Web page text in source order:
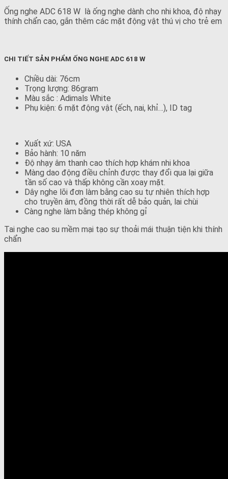
Ống nghe ADC 618 W là ống nghe dành cho nhi khoa, độ nhạy
thính chẩn cao, gắn thêm các mặt động vật thú vị cho trẻ em
CHI TIẾT SẢN PHẨM ỐNG NGHE ADC 618 W
Chiều dài: 76cm
Trọng lượng: 86gram
Màu sắc : Adimals White
Phụ kiện: 6 mặt động vật (ếch, nai, khỉ…), ID tag
Xuất xứ: USA
Bảo hành: 10 năm
Độ nhạy âm thanh cao thích hợp khám nhi khoa
Màng dao động điều chỉnh được thay đổi qua lại giữa
tần số cao và thấp không cần xoay mặt.
Dây nghe lõi đơn làm bằng cao su tự nhiên thích hợp
cho truyền âm, đồng thời rất dễ bảo quản, lai chùi
Càng nghe làm bằng thép không gỉ
Tai nghe cao su mềm mại tạo sự thoải mái thuận tiện khi thính
chẩn